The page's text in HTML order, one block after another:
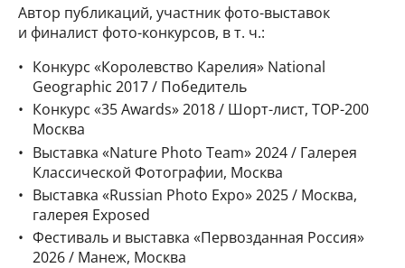
Автор публикаций, участник фото-выставок
и финалист фото-конкурсов, в т. ч.:
Конкурс «Королевство Карелия» National
Geographiс 2017 / Победитель
Конкурс «35 Awards» 2018 / Шорт-лист, TOP-200
Москва
Выставка «Nature Photo Team» 2024 / Галерея
Классической Фотографии, Москва
Выставка «Russian Photo Expo» 2025 / Москва,
галерея Exposed
Фестиваль и выставка «Первозданная Россия»
2026 / Манеж, Москва